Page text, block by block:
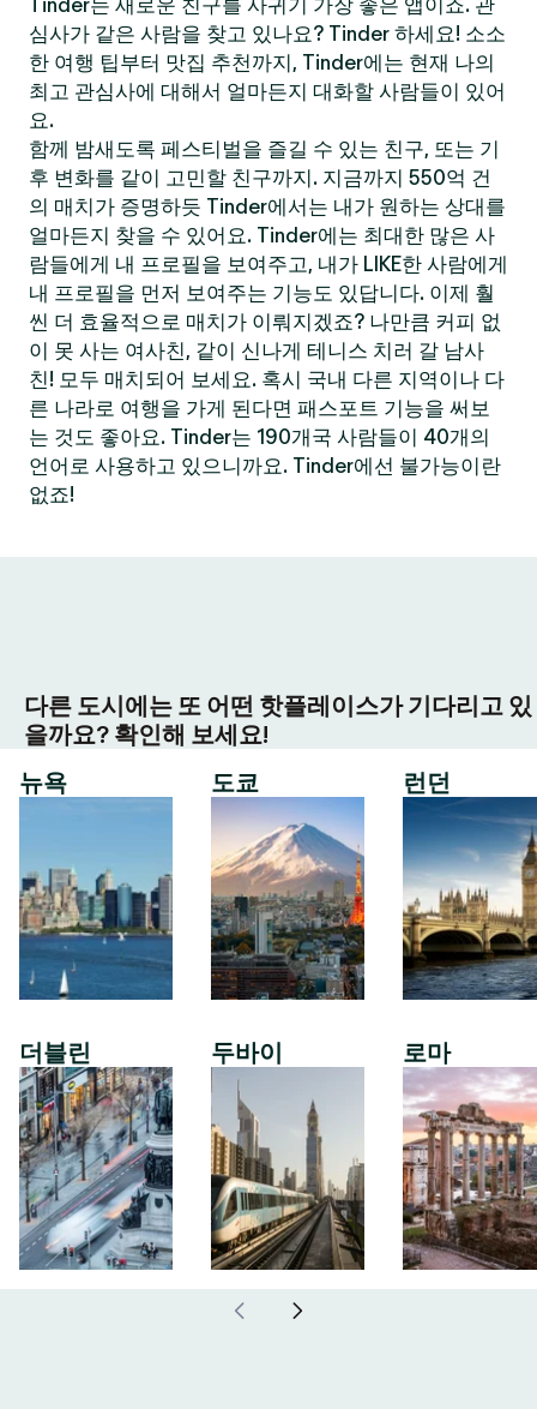
Tinder는 새로운 친구를 사귀기 가장 좋은 앱이죠. 관
심사가 같은 사람을 찾고 있나요? Tinder 하세요! 소소
한 여행 팁부터 맛집 추천까지, Tinder에는 현재 나의
최고 관심사에 대해서 얼마든지 대화할 사람들이 있어
요.
함께 밤새도록 페스티벌을 즐길 수 있는 친구, 또는 기
후 변화를 같이 고민할 친구까지. 지금까지 550억 건
의 매치가 증명하듯 Tinder에서는 내가 원하는 상대를
얼마든지 찾을 수 있어요. Tinder에는 최대한 많은 사
람들에게 내 프로필을 보여주고, 내가 LIKE한 사람에게
내 프로필을 먼저 보여주는 기능도 있답니다. 이제 훨
씬 더 효율적으로 매치가 이뤄지겠죠? 나만큼 커피 없
이 못 사는 여사친, 같이 신나게 테니스 치러 갈 남사
친! 모두 매치되어 보세요. 혹시 국내 다른 지역이나 다
른 나라로 여행을 가게 된다면 패스포트 기능을 써보
는 것도 좋아요. Tinder는 190개국 사람들이 40개의
언어로 사용하고 있으니까요. Tinder에선 불가능이란
없죠!
다른 도시에는 또 어떤 핫플레이스가 기다리고 있
을까요? 확인해 보세요!
뉴욕
더블린
도쿄
두바이
런던
로마